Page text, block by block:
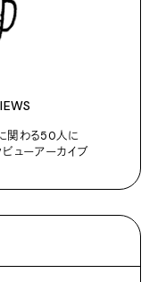
関わる50人に
ューアーカイブ